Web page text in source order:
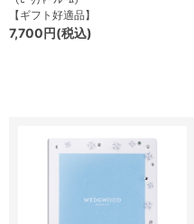
【ギフト好適品】
7,700円(税込)